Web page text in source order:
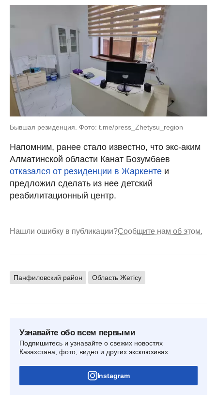
Бывшая резиденция. Фото: t.me/press_Zhetysu_region
Напомним, ранее стало известно, что экс-аким
Алматинской области Канат Бозумбаев
отказался от резиденции в Жаркенте и
предложил сделать из нее детский
реабилитационный центр.
Нашли ошибку в публикации?Сообщите нам об этом.
Панфиловский район Область Жетісу
Узнавайте обо всем первыми
Подпишитесь и узнавайте о свежих новостях
Казахстана, фото, видео и других эксклюзивах
Instagram